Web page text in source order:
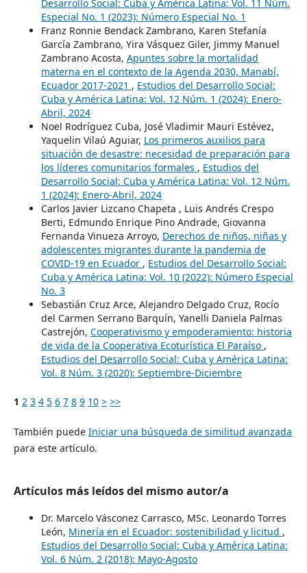
Desarrollo Social: Cuba y América Latina: Vol. 11 Núm.
Especial No. 1 (2023): Número Especial No. 1
Franz Ronnie Bendack Zambrano, Karen Stefanía
García Zambrano, Yira Vásquez Giler, Jimmy Manuel
Zambrano Acosta, Apuntes sobre la mortalidad
materna en el contexto de la Agenda 2030, Manabí,
Ecuador 2017-2021 , Estudios del Desarrollo Social:
Cuba y América Latina: Vol. 12 Núm. 1 (2024): Enero-
Abril, 2024
Noel Rodríguez Cuba, José Vladimir Mauri Estévez,
Yaquelin Vilaú Aguiar, Los primeros auxilios para
situación de desastre: necesidad de preparación para
los líderes comunitarios formales , Estudios del
Desarrollo Social: Cuba y América Latina: Vol. 12 Núm.
1 (2024): Enero-Abril, 2024
Carlos Javier Lizcano Chapeta , Luis Andrés Crespo
Berti, Edmundo Enrique Pino Andrade, Giovanna
Fernanda Vinueza Arroyo, Derechos de niños, niñas y
adolescentes migrantes durante la pandemia de
COVID-19 en Ecuador , Estudios del Desarrollo Social:
Cuba y América Latina: Vol. 10 (2022): Número Especial
No. 3
Sebastián Cruz Arce, Alejandro Delgado Cruz, Rocío
del Carmen Serrano Barquín, Yanelli Daniela Palmas
Castrejón, Cooperativismo y empoderamiento: historia
de vida de la Cooperativa Ecoturística El Paraíso ,
Estudios del Desarrollo Social: Cuba y América Latina:
Vol. 8 Núm. 3 (2020): Septiembre-Diciembre
1 2 3 4 5 6 7 8 9 10 > >>
También puede Iniciar una búsqueda de similitud avanzada
para este artículo.
Artículos más leídos del mismo autor/a
Dr. Marcelo Vásconez Carrasco, MSc. Leonardo Torres
León, Minería en el Ecuador: sostenibilidad y licitud ,
Estudios del Desarrollo Social: Cuba y América Latina:
Vol. 6 Núm. 2 (2018): Mayo-Agosto